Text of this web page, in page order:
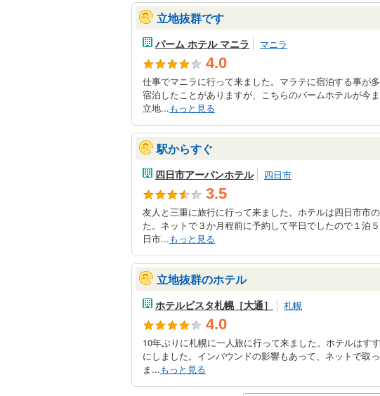
立地抜群です
パーム ホテル マニラ マニラ
4.0
仕事でマニラに行って来ました。マラテに宿泊する事が
宿泊したことがありますが、こちらのパームホテルが今
立地...もっと見る
駅からすぐ
四日市アーバンホテル 四日市
3.5
友人と三重に旅行に行って来ました。ホテルは四日市市
た。ネットで３か月程前に予約して平日でしたので１
日市...もっと見る
立地抜群のホテル
ホテルビスタ札幌［大通］ 札幌
4.0
10年ぶりに札幌に一人旅に行って来ました。ホテルはす
にしました。インバウンドの影響もあって、ネットで取
ま...もっと見る